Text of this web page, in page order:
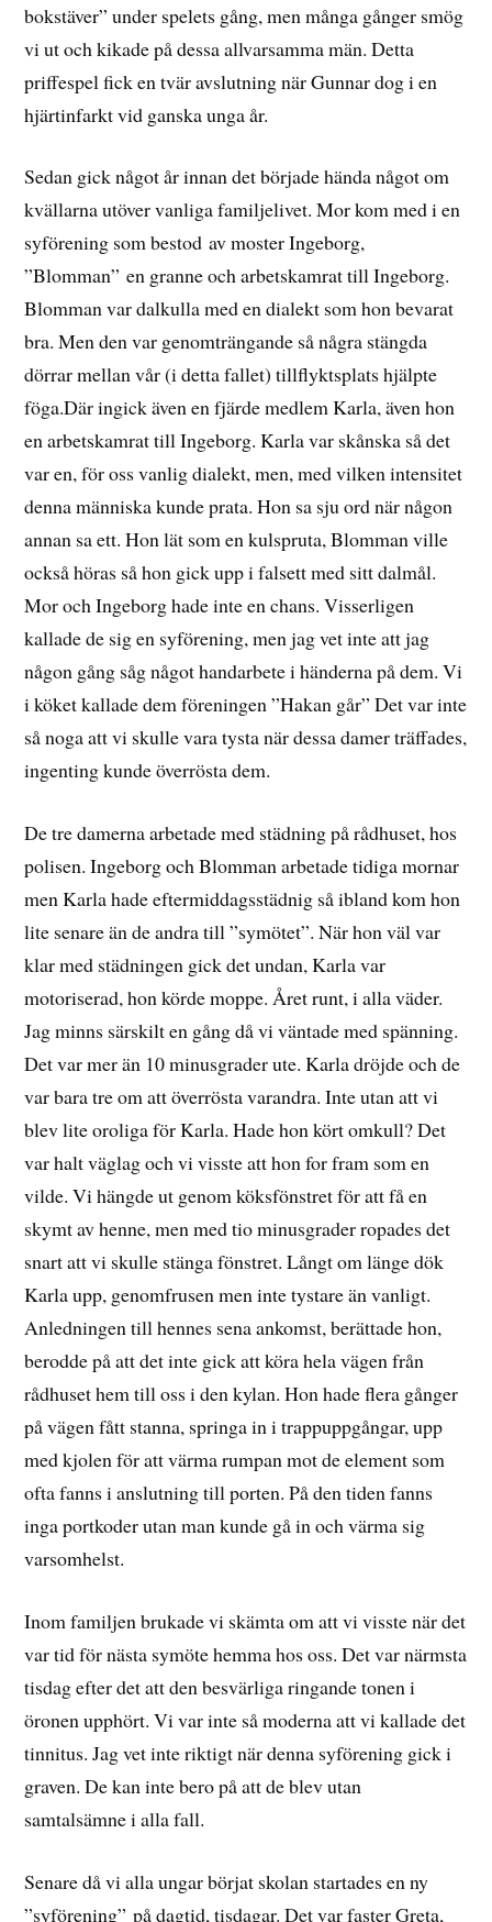
bokstäver” under spelets gång, men många gånger smög
vi ut och kikade på dessa allvarsamma män. Detta
priffespel fick en tvär avslutning när Gunnar dog i en
hjärtinfarkt vid ganska unga år.
Sedan gick något år innan det började hända något om
kvällarna utöver vanliga familjelivet. Mor kom med i en
syförening som bestod av moster Ingeborg,
”Blomman” en granne och arbetskamrat till Ingeborg.
Blomman var dalkulla med en dialekt som hon bevarat
bra. Men den var genomträngande så några stängda
dörrar mellan vår (i detta fallet) tillflyktsplats hjälpte
föga.Där ingick även en fjärde medlem Karla, även hon
en arbetskamrat till Ingeborg. Karla var skånska så det
var en, för oss vanlig dialekt, men, med vilken intensitet
denna människa kunde prata. Hon sa sju ord när någon
annan sa ett. Hon lät som en kulspruta, Blomman ville
också höras så hon gick upp i falsett med sitt dalmål.
Mor och Ingeborg hade inte en chans. Visserligen
kallade de sig en syförening, men jag vet inte att jag
någon gång såg något handarbete i händerna på dem. Vi
i köket kallade dem föreningen ”Hakan går” Det var inte
så noga att vi skulle vara tysta när dessa damer träffades,
ingenting kunde överrösta dem.
De tre damerna arbetade med städning på rådhuset, hos
polisen. Ingeborg och Blomman arbetade tidiga mornar
men Karla hade eftermiddagsstädnig så ibland kom hon
lite senare än de andra till ”symötet”. När hon väl var
klar med städningen gick det undan, Karla var
motoriserad, hon körde moppe. Året runt, i alla väder.
Jag minns särskilt en gång då vi väntade med spänning.
Det var mer än 10 minusgrader ute. Karla dröjde och de
var bara tre om att överrösta varandra. Inte utan att vi
blev lite oroliga för Karla. Hade hon kört omkull? Det
var halt väglag och vi visste att hon for fram som en
vilde. Vi hängde ut genom köksfönstret för att få en
skymt av henne, men med tio minusgrader ropades det
snart att vi skulle stänga fönstret. Långt om länge dök
Karla upp, genomfrusen men inte tystare än vanligt.
Anledningen till hennes sena ankomst, berättade hon,
berodde på att det inte gick att köra hela vägen från
rådhuset hem till oss i den kylan. Hon hade flera gånger
på vägen fått stanna, springa in i trappuppgångar, upp
med kjolen för att värma rumpan mot de element som
ofta fanns i anslutning till porten. På den tiden fanns
inga portkoder utan man kunde gå in och värma sig
varsomhelst.
Inom familjen brukade vi skämta om att vi visste när det
var tid för nästa symöte hemma hos oss. Det var närmsta
tisdag efter det att den besvärliga ringande tonen i
öronen upphört. Vi var inte så moderna att vi kallade det
tinnitus. Jag vet inte riktigt när denna syförening gick i
graven. De kan inte bero på att de blev utan
samtalsämne i alla fall.
Senare då vi alla ungar börjat skolan startades en ny
”syförening” på dagtid, tisdagar. Det var faster Greta,